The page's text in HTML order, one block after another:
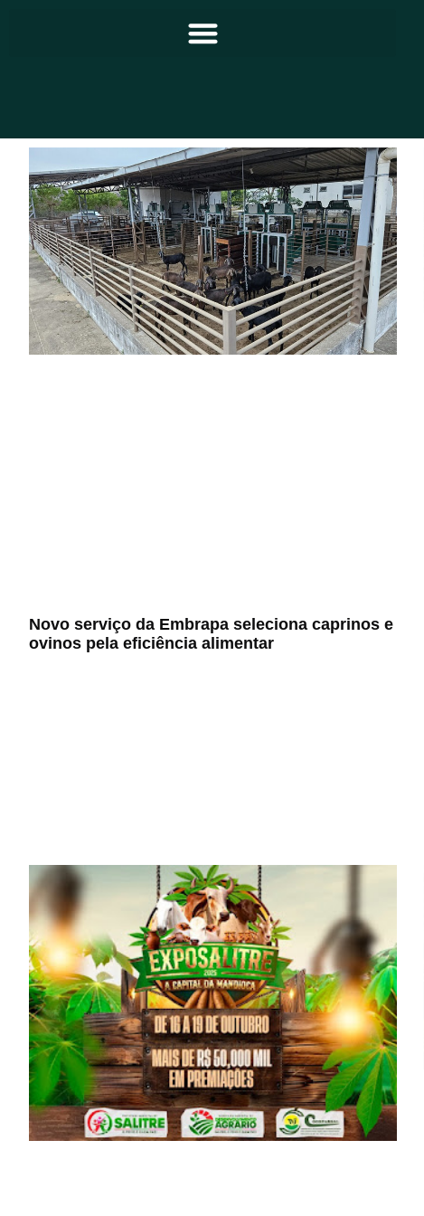
Principal
Notícias
Programação
Equipe
Contato
Sobre
Novo serviço da Embrapa seleciona caprinos e
ovinos pela eficiência alimentar